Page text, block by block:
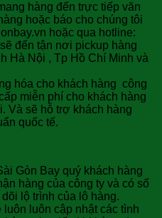
hàng đến trực tiếp văn
hoặc báo cho chúng tôi
hoặc qua hotline:
đến tận nơi pickup hàng
Hà Nội , Tp Hồ Chí Minh và
hóa cho khách hàng công
miễn phí cho khách hàng
Và sẽ hỗ trợ khách hàng
quốc tế.
Gòn Bay quý khách hàng
hàng của công ty và có số
lộ trình của lô hàng.
luôn cập nhật các tình